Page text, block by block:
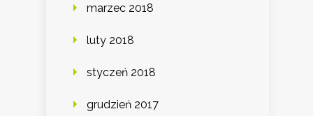
marzec 2018
luty 2018
styczeń 2018
grudzień 2017